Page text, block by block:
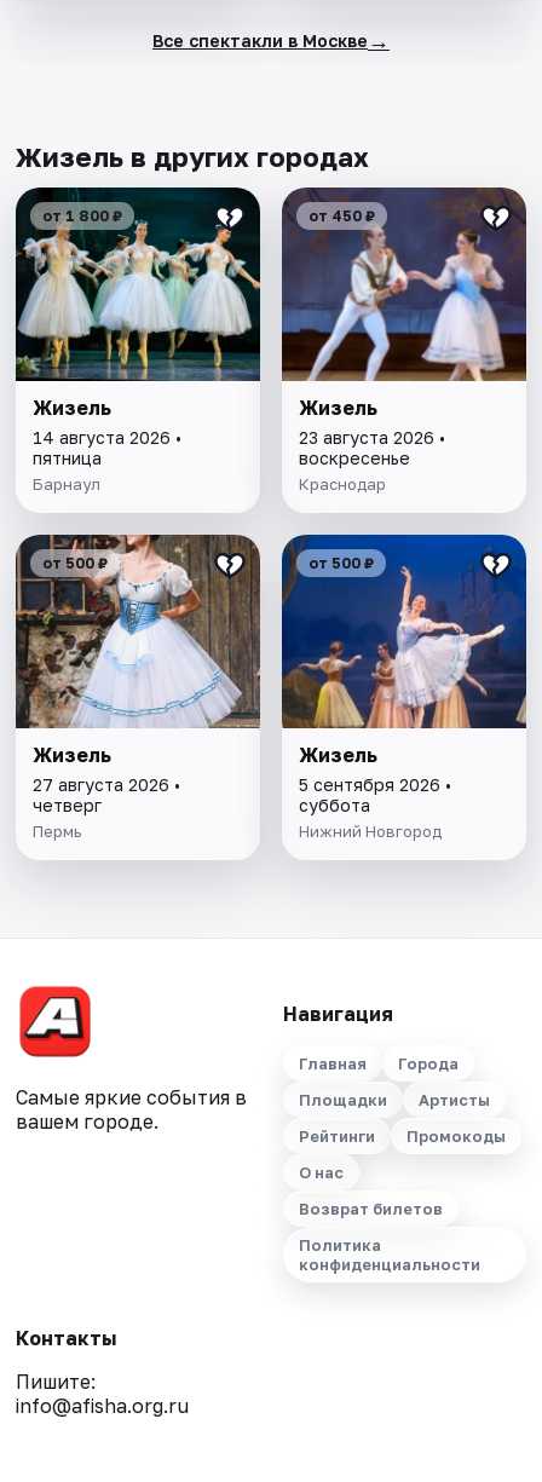
Все спектакли в Москве →
Жизель в других городах
от 1 800 ₽
Жизель
14 августа 2026 •
пятница
Барнаул
от 450 ₽
Жизель
23 августа 2026 •
воскресенье
Краснодар
от 500 ₽
Жизель
27 августа 2026 •
четверг
Пермь
от 500 ₽
Жизель
5 сентября 2026 •
суббота
Нижний Новгород
Самые яркие события в
вашем городе.
Навигация
Главная
Города
Площадки
Артисты
Рейтинги
Промокоды
О нас
Возврат билетов
Политика
конфиденциальности
Контакты
Пишите:
info@afisha.org.ru